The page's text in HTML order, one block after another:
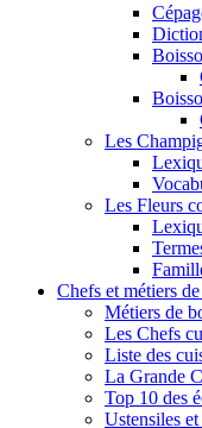
Les
Les Fleurs
Chefs et métiers
Métiers de
Les Chefs
Liste des
La Grande
Top 10 des
Ustensiles